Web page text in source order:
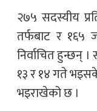
२७५ सदस्यीय
तर्फबाट र १६५
निर्वाचित हुन्छन्
१३ र १४ गते
भइराखेको छ ।